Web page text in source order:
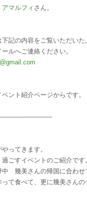
アマルフィ さん。
記の内容をご覧いただい
ルへご連絡ください。
ント紹介ページからです。
ってきます。
ごすイベントのご紹介です
中 幾美さんの帰国に合わせ
て食べて、更に幾美さん